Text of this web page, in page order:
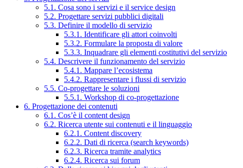
5.1. Cosa sono i servizi e il service design
5.2. Progettare servizi pubblici digitali
5.3. Definire il modello di servizio
5.3.1. Identificare gli attori coinvolti
5.3.2. Formulare la proposta di valore
5.3.3. Inquadrare gli elementi costitutivi del servizio
5.4. Descrivere il funzionamento del servizio
5.4.1. Mappare l’ecosistema
5.4.2. Rappresentare i flussi di servizio
5.5. Co-progettare le soluzioni
5.5.1. Workshop di co-progettazione
6. Progettazione dei contenuti
6.1. Cos’è il content design
6.2. Ricerca utente sui contenuti e il linguaggio
6.2.1. Content discovery
6.2.2. Dati di ricerca (search keywords)
6.2.3. Ricerca tramite analytics
6.2.4. Ricerca sui forum